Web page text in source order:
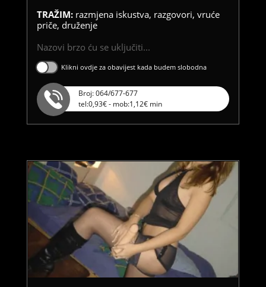
TRAŽIM: razmjena iskustva, razgovori, vruće
priče, druženje
Nazovi brzo ću se uključiti...
Klikni ovdje za obavijest kada budem slobodna
Broj: 064/677-677
tel:0,93€ - mob:1,12€ min